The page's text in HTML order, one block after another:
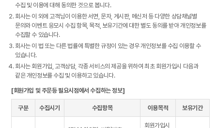
수집 및 이용에 대해 동의한 것으로 봅니다.
회사는 이 외에 고객님이 이용한 서면, 문자, 게시판, 메신저 등 다양한 상담채널별
문의와 이벤트 응모시 수집 항목, 목적, 보유기간에 대한 별도 동의를 받아 개인정보를
수집할 수 있습니다.
회사는 이 법 또는 다른 법률에 특별한 규정이 있는 경우 개인정보를 수집 이용할 수
있습니다.
회사는 회원가입, 고객상담, 각종 서비스의 제공을 위하여 최초 회원가입시 다음과
같은 개인정보를 수집 및 이용하고 있습니다.
[회원가입 및 주문등 필요시점에서 수집하는 정보]
구분 수집시기 수집항목 이용목적 보유기간
회원가입시